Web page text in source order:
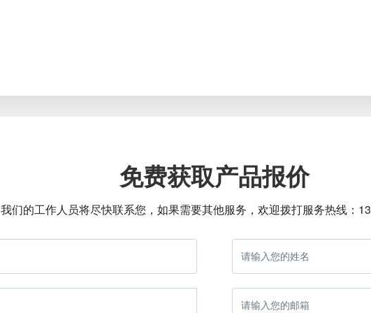
免费获取产品报价
我们的工作人员将尽快联系您，如果需要其他服务，欢迎拨打服务热线：